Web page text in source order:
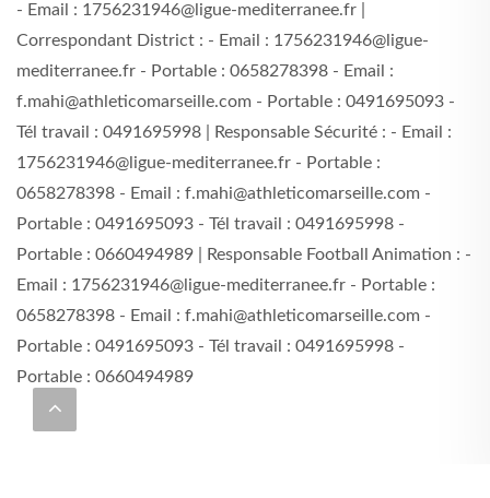
- Email : 1756231946@ligue-mediterranee.fr |
Correspondant District : - Email : 1756231946@ligue-
mediterranee.fr - Portable : 0658278398 - Email :
f.mahi@athleticomarseille.com - Portable : 0491695093 -
Tél travail : 0491695998 | Responsable Sécurité : - Email :
1756231946@ligue-mediterranee.fr - Portable :
0658278398 - Email : f.mahi@athleticomarseille.com -
Portable : 0491695093 - Tél travail : 0491695998 -
Portable : 0660494989 | Responsable Football Animation : -
Email : 1756231946@ligue-mediterranee.fr - Portable :
0658278398 - Email : f.mahi@athleticomarseille.com -
Portable : 0491695093 - Tél travail : 0491695998 -
Portable : 0660494989